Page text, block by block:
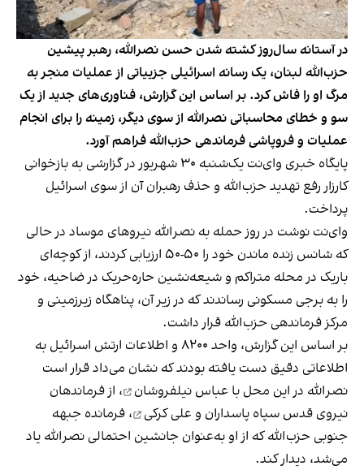
در آستانه سال‌روز کشته شدن حسن نصرالله، رهبر پیشین
حزب‌الله لبنان، یک رسانه‌ اسرائیلی جزییاتی از عملیات منجر به
مرگ او را فاش کرد. بر اساس این گزارش، فناوری‌های جدید از یک
سو و خطای محاسباتی نصرالله از سوی دیگر، زمینه را برای انجام
عملیات و فروپاشی فرماندهی حزب‌الله فراهم آورد.
پایگاه خبری وای‌نت یک‌شنبه ۳۰ شهریور در گزارشی به بازخوانی
کارزار رفع تهدید حزب‌الله و حذف رهبران آن از سوی اسرائیل
پرداخت.
وای‌نت نوشت در روز حمله به نصرالله نیروهای موساد در حالی
که شانس زنده ماندن خود را ۵۰-۵۰ ارزیابی کردند، از کوچه‌ای
باریک در محله متراکم و شیعه‌نشین حاره‌حریک در ضاحیه، خود
را به برجی مسکونی رساندند که در زیر آن، پناهگاه زیرزمینی و
مرکز فرماندهی حزب‌الله قرار داشت.
بر اساس این گزارش، واحد ۸۲۰۰ و اطلاعات ارتش اسرائیل به
اطلاعاتی دقیق دست یافته بودند که نشان می‌داد قرار است
نصرالله در این محل با عباس نیلفروشان
، از فرماندهان
نیروی قدس سپاه پاسداران و علی کرکی
، فرمانده جبهه
جنوبی حزب‌الله که از او به‌عنوان جانشین احتمالی نصرالله یاد
می‌شد، دیدار کند.